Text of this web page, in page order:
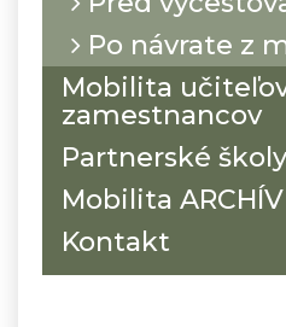
Po návrate z
Mobilita
zamestnancov
Partnerské školy
Mobilita ARCHÍV
Kontakt